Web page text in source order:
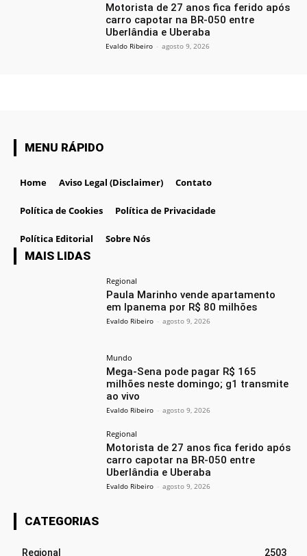
Motorista de 27 anos fica ferido após
carro capotar na BR-050 entre
Uberlândia e Uberaba
Evaldo Ribeiro - agosto 9, 2026
MENU RÁPIDO
Home Aviso Legal (Disclaimer) Contato
Política de Cookies Política de Privacidade
Política Editorial Sobre Nós
MAIS LIDAS
Regional
Paula Marinho vende apartamento
em Ipanema por R$ 80 milhões
Evaldo Ribeiro - agosto 9, 2026
Mundo
Mega-Sena pode pagar R$ 165
milhões neste domingo; g1 transmite
ao vivo
Evaldo Ribeiro - agosto 9, 2026
Regional
Motorista de 27 anos fica ferido após
carro capotar na BR-050 entre
Uberlândia e Uberaba
Evaldo Ribeiro - agosto 9, 2026
CATEGORIAS
Regional 2503